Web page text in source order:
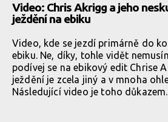
Video: Chris Akrigg a jeho
ježdění na ebiku
Video, kde se jezdí primárně do
ebiku. Ne, díky, tohle vidět
podívej se na ebikový edit Chrise
ježdění je zcela jiný a v mnoha
Následující video je toho důkazem.